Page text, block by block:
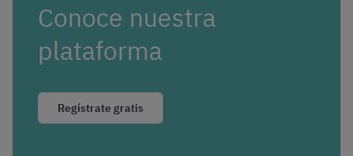
Conoce nuestra
plataforma
Regístrate gratis